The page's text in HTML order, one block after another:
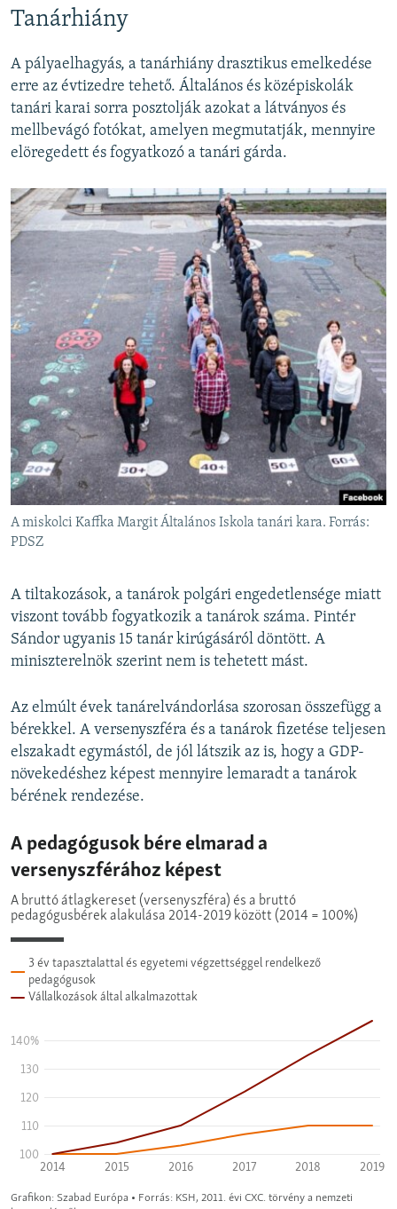
720p 1080p
1080p
Tanárhiány
A pályaelhagyás, a tanárhiány drasztikus emelkedése
erre az évtizedre tehető. Általános és középiskolák
tanári karai sorra posztolják azokat a látványos és
mellbevágó fotókat, amelyen megmutatják, mennyire
elöregedett és fogyatkozó a tanári gárda.
A miskolci Kaffka Margit Általános Iskola tanári kara. Forrás:
PDSZ
A tiltakozások, a tanárok polgári engedetlensége miatt
viszont tovább fogyatkozik a tanárok száma. Pintér
Sándor ugyanis 15 tanár kirúgásáról döntött. A
miniszterelnök szerint nem is tehetett mást.
Az elmúlt évek tanárelvándorlása szorosan összefügg a
bérekkel. A versenyszféra és a tanárok fizetése teljesen
elszakadt egymástól, de jól látszik az is, hogy a GDP-
növekedéshez képest mennyire lemaradt a tanárok
bérének rendezése.